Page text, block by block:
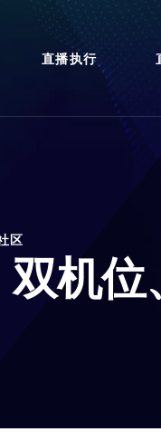
直播执行
区
机